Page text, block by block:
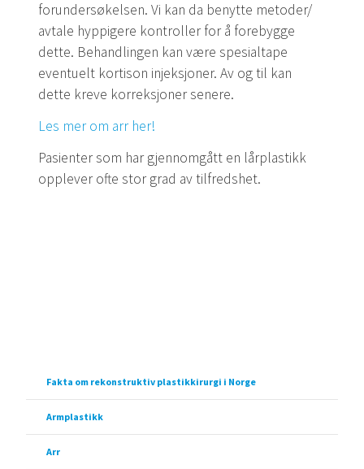
forundersøkelsen. Vi kan da benytte metoder/
avtale hyppigere kontroller for å forebygge
dette. Behandlingen kan være spesialtape
eventuelt kortison injeksjoner. Av og til kan
dette kreve korreksjoner senere.
Les mer om arr her!
Pasienter som har gjennomgått en lårplastikk
opplever ofte stor grad av tilfredshet.
Fakta om rekonstruktiv plastikkirurgi i Norge
Armplastikk
Arr